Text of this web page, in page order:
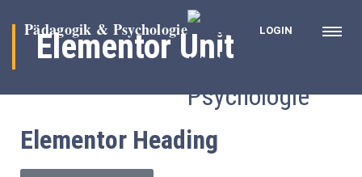
LOGIN
Elementor Unit
Elementor Heading